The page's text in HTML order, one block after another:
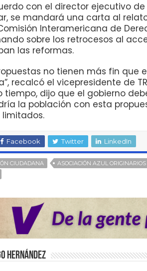
con el director ejecutivo
se mandará una carta al
Interamericana de
sobre los retrocesos al
las reformas.
no tienen más fin que
recalcó el vicepresidente de
tiempo, dijo que el gobierno
la población con esta
Facebook Twitter LinkedIn
CIUDADANA ASOCIACIÓN AZUL ORIGINARIOS
Hernández